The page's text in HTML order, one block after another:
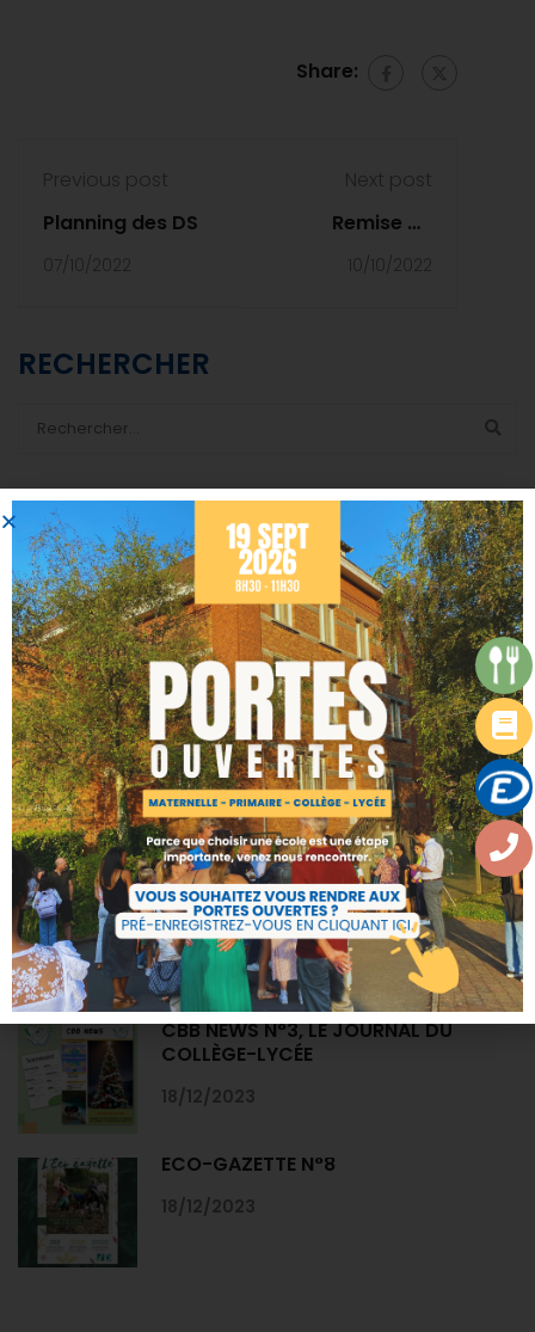
Share:
Previous post
Planning des DS
07/10/2022
Next post
Remise de
diplôme du
10/10/2022
RECHERCHER
CATÉGORIES
Actualités
Calendrier de l'avent 2022
Uncategorized
DERNIERS ARTICLES
CIRCULAIRES DE RENTRÉE 2026-2027
07/07/2026
CIRCULAIRES DE RENTRÉE 2025-2026
01/07/2025
CBB NEWS N°3, LE JOURNAL DU
COLLÈGE-LYCÉE
18/12/2023
ECO-GAZETTE N°8
18/12/2023